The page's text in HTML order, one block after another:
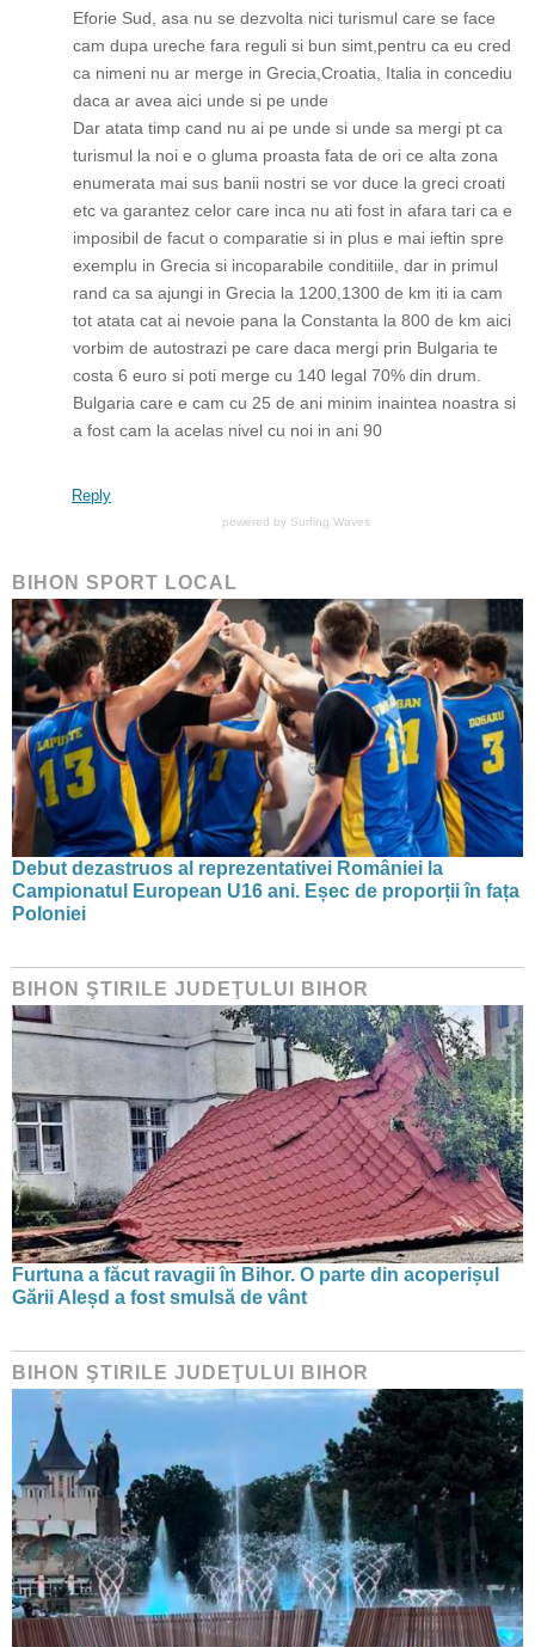
Eforie Sud, asa nu se dezvolta nici turismul care se face
cam dupa ureche fara reguli si bun simt,pentru ca eu cred
ca nimeni nu ar merge in Grecia,Croatia, Italia in concediu
daca ar avea aici unde si pe unde
Dar atata timp cand nu ai pe unde si unde sa mergi pt ca
turismul la noi e o gluma proasta fata de ori ce alta zona
enumerata mai sus banii nostri se vor duce la greci croati
etc va garantez celor care inca nu ati fost in afara tari ca e
imposibil de facut o comparatie si in plus e mai ieftin spre
exemplu in Grecia si incoparabile conditiile, dar in primul
rand ca sa ajungi in Grecia la 1200,1300 de km iti ia cam
tot atata cat ai nevoie pana la Constanta la 800 de km aici
vorbim de autostrazi pe care daca mergi prin Bulgaria te
costa 6 euro si poti merge cu 140 legal 70% din drum.
Bulgaria care e cam cu 25 de ani minim inaintea noastra si
a fost cam la acelas nivel cu noi in ani 90
Reply
powered by Surfing Waves
BIHON SPORT LOCAL
Debut dezastruos al reprezentativei României la
Campionatul European U16 ani. Eșec de proporții în fața
Poloniei
BIHON ŞTIRILE JUDEŢULUI BIHOR
Furtuna a făcut ravagii în Bihor. O parte din acoperișul
Gării Aleșd a fost smulsă de vânt
BIHON ŞTIRILE JUDEŢULUI BIHOR